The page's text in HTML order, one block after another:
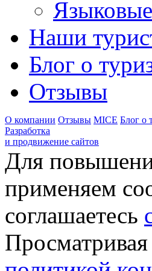
Наши
Блог о
Отзывы
О компании Отзывы MICE Блог о
Разработка
и продвижение сайтов
Для
применяем
соглашаетесь
Просматривая